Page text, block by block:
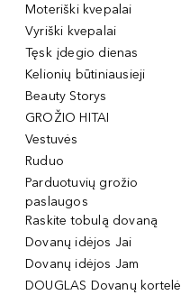
Moteriški kvepalai
Vyriški kvepalai
Tęsk įdegio dienas
Kelionių būtiniausieji
Beauty Storys
GROŽIO HITAI
Vestuvės
Ruduo
Parduotuvių grožio
paslaugos
Raskite tobulą dovaną
Dovanų idėjos Jai
Dovanų idėjos Jam
DOUGLAS Dovanų kortelė